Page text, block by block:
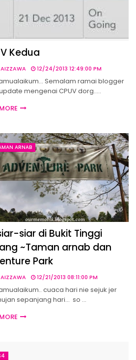
Kedua
12/24/2013 12:49:00 PM
Semalam ramai blogger
mengenai CPUV dorg..…
ARNAB
siar di Bukit Tinggi
~Taman arnab dan
Park
12/21/2013 08:11:00 PM
cuaca hari nie sejuk jer
sepanjang hari... so …